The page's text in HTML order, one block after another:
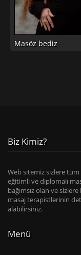
Masöz bediz
Biz Kimiz?
Web sitemiz sizlere
eğitimli ve diplomalı
bağımsız olan ve
masaj terapistlerinin
alabilirsiniz.
Menü